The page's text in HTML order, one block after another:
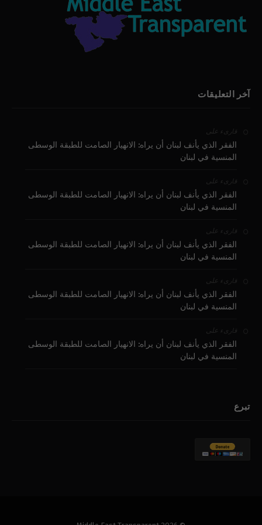
آخر التعليقات
قارىء على
الفقر الذي يأنف لبنان أن يراه: الانهيار الصامت للطبقة الوسطى
المنسية في لبنان
قارىء على
الفقر الذي يأنف لبنان أن يراه: الانهيار الصامت للطبقة الوسطى
المنسية في لبنان
قارىء على
الفقر الذي يأنف لبنان أن يراه: الانهيار الصامت للطبقة الوسطى
المنسية في لبنان
قارىء على
الفقر الذي يأنف لبنان أن يراه: الانهيار الصامت للطبقة الوسطى
المنسية في لبنان
قارىء على
الفقر الذي يأنف لبنان أن يراه: الانهيار الصامت للطبقة الوسطى
المنسية في لبنان
تبرع